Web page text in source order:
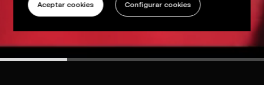
Aceptar cookies Configurar cookies